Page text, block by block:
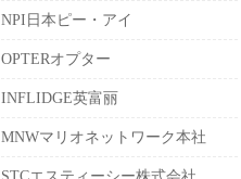
NPI日本ピー・アイ
OPTERオプター
INFLIDGE英富丽
MNWマリオネットワーク本社